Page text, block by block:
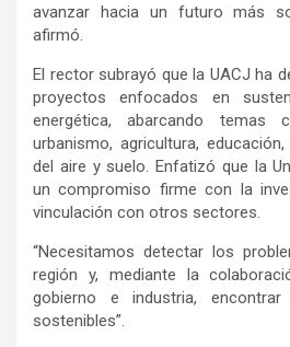
avanzar hacia un futuro más
afirmó.
El rector subrayó que la UACJ ha
proyectos enfocados en
energética, abarcando temas
urbanismo, agricultura,
del aire y suelo. Enfatizó que la
un compromiso firme con la
vinculación con otros sectores.
“Necesitamos detectar los
región y, mediante la
gobierno e industria,
sostenibles”.